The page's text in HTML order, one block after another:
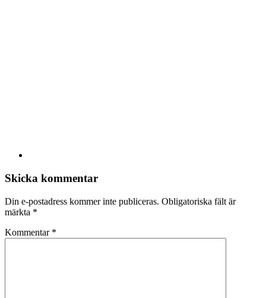
Skicka kommentar
Din e-postadress kommer inte publiceras. Obligatoriska fält är
märkta *
Kommentar *